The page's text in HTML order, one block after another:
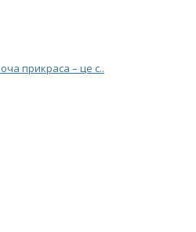
прикраса – це с..